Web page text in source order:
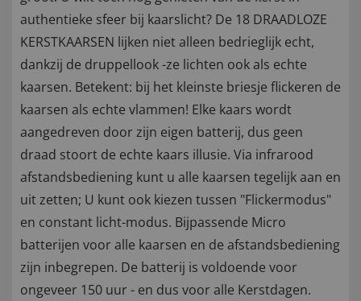
authentieke sfeer bij kaarslicht? De 18 DRAADLOZE
KERSTKAARSEN lijken niet alleen bedrieglijk echt,
dankzij de druppellook -ze lichten ook als echte
kaarsen. Betekent: bij het kleinste briesje flickeren de
kaarsen als echte vlammen! Elke kaars wordt
aangedreven door zijn eigen batterij, dus geen
draad stoort de echte kaars illusie. Via infrarood
afstandsbediening kunt u alle kaarsen tegelijk aan en
uit zetten; U kunt ook kiezen tussen "Flickermodus"
en constant licht-modus. Bijpassende Micro
batterijen voor alle kaarsen en de afstandsbediening
zijn inbegrepen. De batterij is voldoende voor
ongeveer 150 uur - en dus voor alle Kerstdagen.